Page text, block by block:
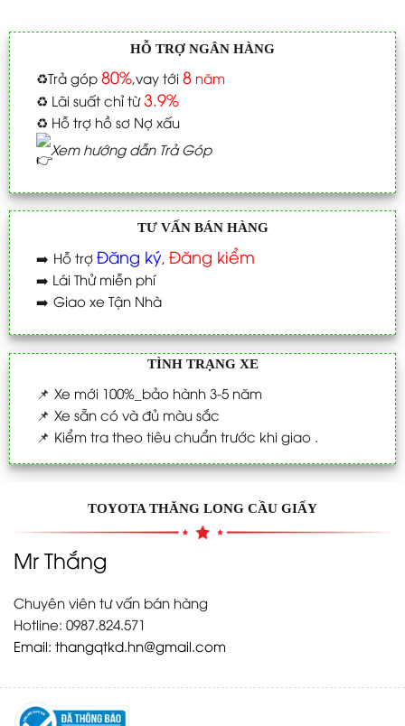
HỖ TRỢ NGÂN HÀNG
♻️Trả góp 80%,vay tới 8năm
♻️ Lãi suất chỉ từ3.9%
♻️ Hỗ trợ hồ sơ Nợ xấu
Xem hướng dẫn Trả Góp
TƯ VẤN BÁN HÀNG
➡️ Hỗ trợ Đăng ký, Đăng kiểm
➡️ Lái Thử miễn phí
➡️ Giao xe Tận Nhà
TÌNH TRẠNG XE
📌 Xe mới 100%_bảo hành 3-5 năm
📌 Xe sẵn có và đủ màu sắc
📌 Kiểm tra theo tiêu chuẩn trước khi giao .
TOYOTA THĂNG LONG CẦU GIẤY
Mr Thắng
Chuyên viên tư vấn bán hàng
Hotline: 0987.824.571
Email: thangqtkd.hn@gmail.com